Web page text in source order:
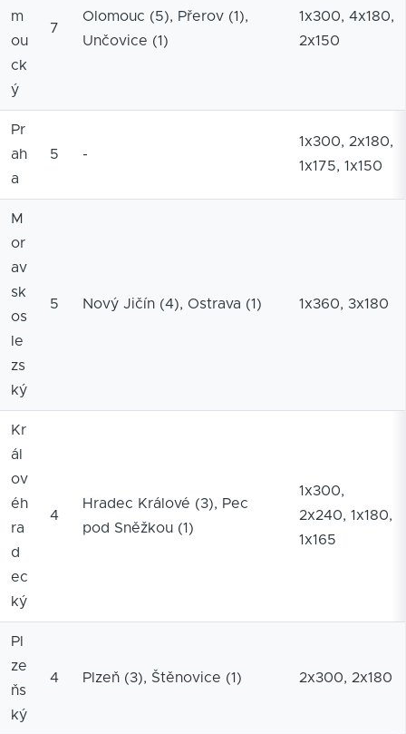
m
ou
ck
ý
7
Olomouc (5), Přerov (1),
Unčovice (1)
1x300, 4x180,
2x150
Pr
ah
a
5 -
1x300, 2x180,
1x175, 1x150
M
or
av
sk
os
le
zs
ký
5 Nový Jičín (4), Ostrava (1) 1x360, 3x180
Kr
ál
ov
éh
ra
d
ec
ký
4
Hradec Králové (3), Pec
pod Sněžkou (1)
1x300,
2x240, 1x180,
1x165
Pl
ze
ňs
ký
4 Plzeň (3), Štěnovice (1) 2x300, 2x180